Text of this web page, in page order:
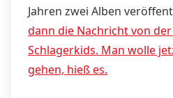
Jahren zwei Alben
dann die Nachricht von
Schlagerkids. Man wolle
gehen, hieß es.